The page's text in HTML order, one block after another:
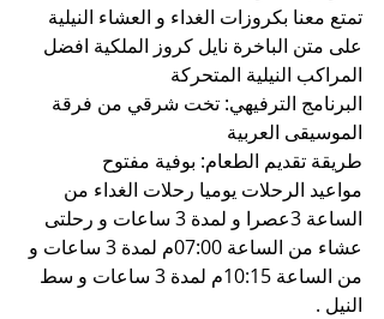
تمتع معنا بكروزات الغداء و العشاء النيلية
على متن الباخرة نايل كروز الملكية افضل
المراكب النيلية المتحركة
البرنامج الترفيهي: تخت شرقي من فرقة
الموسيقى العربية
طريقة تقديم الطعام: بوفية مفتوح
مواعيد الرحلات يوميا رحلات الغداء من
الساعة 3عصرا و لمدة 3 ساعات و رحلتى
عشاء من الساعة 07:00م لمدة 3 ساعات و
من الساعة 10:15م لمدة 3 ساعات و سط
النيل .